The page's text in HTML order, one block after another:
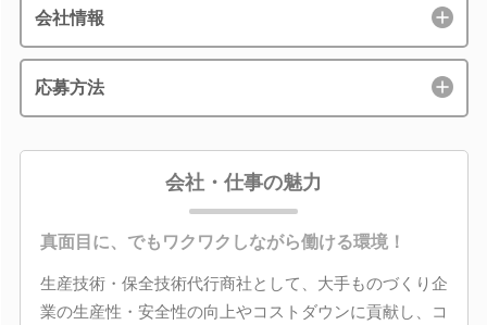
会社情報
応募方法
会社・仕事の魅力
真面目に、でもワクワクしながら働ける環境！
生産技術・保全技術代行商社として、大手ものづくり企
業の生産性・安全性の向上やコストダウンに貢献し、コ